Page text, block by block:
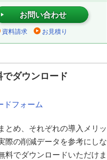
お問い合わせ
資料請求 お見積り
ダウンロード
ドフォーム
とめ、それぞれの導入メリッ
際の削減データを参考にしな
料でダウンロードいただけま